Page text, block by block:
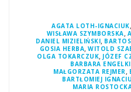
AGATA LOTH-IGNACIUK,
WISŁAWA SZYMBORSKA,
DANIEL MIZIELIŃSKI,
GOSIA HERBA, WITOLD
OLGA TOKARCZUK, JÓZEF
BARBARA
MAŁGORZATA REJMER ,
BARTŁOMIEJ
MARIA